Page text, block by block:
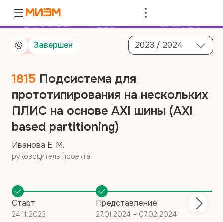
Завершен 2023 / 2024
От компании
1815 Подсистема для
прототипирования на нескольких
ПЛИС на основе AXI шины (AXI
based partitioning)
Иванова Е. М.
руководитель проекта
Старт
24.11.2023
Представление
27.01.2024 – 07.02.2024